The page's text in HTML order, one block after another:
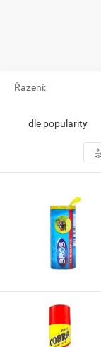
Řazení:
dle popularity